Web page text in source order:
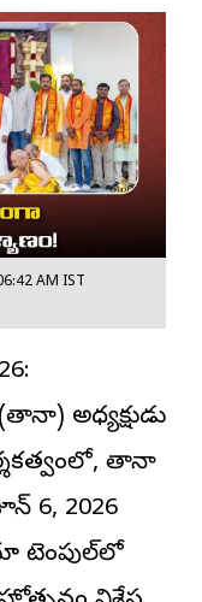
AM IST
(తానా) అధ్యక్షుడు
తానా
6, 2026
టెంపుల్‌లో